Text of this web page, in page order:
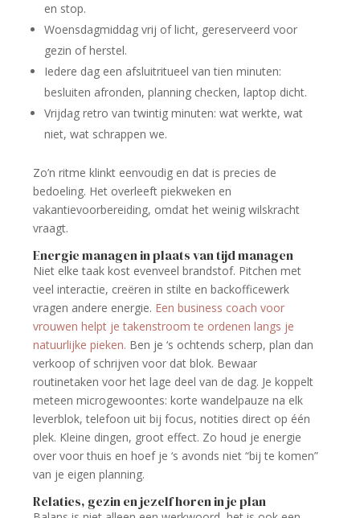
en stop.
Woensdagmiddag vrij of licht, gereserveerd voor
gezin of herstel.
Iedere dag een afsluitritueel van tien minuten:
besluiten afronden, planning checken, laptop dicht.
Vrijdag retro van twintig minuten: wat werkte, wat
niet, wat schrappen we.
Zo’n ritme klinkt eenvoudig en dat is precies de
bedoeling. Het overleeft piekweken en
vakantievoorbereiding, omdat het weinig wilskracht
vraagt.
Energie managen in plaats van tijd managen
Niet elke taak kost evenveel brandstof. Pitchen met
veel interactie, creëren in stilte en backofficewerk
vragen andere energie. Een business coach voor
vrouwen helpt je takenstroom te ordenen langs je
natuurlijke pieken. Ben je ‘s ochtends scherp, plan dan
verkoop of schrijven voor dat blok. Bewaar
routinetaken voor het lage deel van de dag. Je koppelt
meteen microgewoontes: korte wandelpauze na elk
leverblok, telefoon uit bij focus, notities direct op één
plek. Kleine dingen, groot effect. Zo houd je energie
over voor thuis en hoef je ‘s avonds niet “bij te komen”
van je eigen planning.
Relaties, gezin en jezelf horen in je plan